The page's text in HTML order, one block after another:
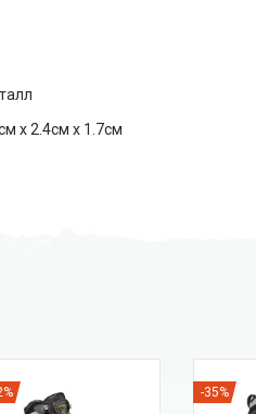
x 2.4см x 1.7см
-35%